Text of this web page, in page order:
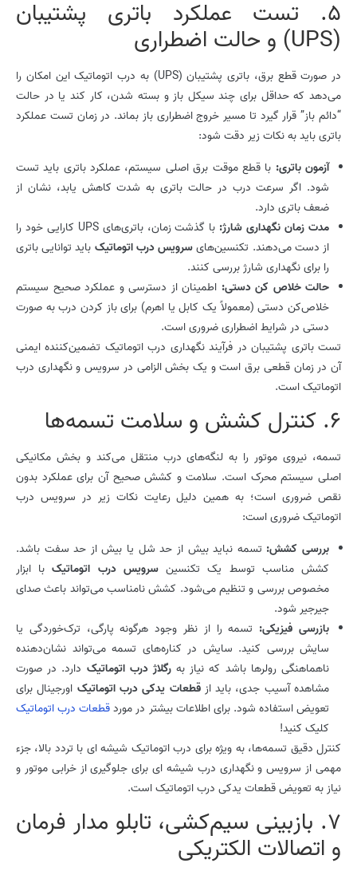
5. تست عملکرد باتری پشتیبان
(UPS) و حالت اضطراری
در صورت قطع برق، باتری پشتیبان (UPS) به درب اتوماتیک این امکان را
می‌دهد که حداقل برای چند سیکل باز و بسته شدن، کار کند یا در حالت
“دائم باز” قرار گیرد تا مسیر خروج اضطراری باز بماند. در زمان تست عملکرد
باتری باید به نکات زیر دقت شود:
آزمون باتری: با قطع موقت برق اصلی سیستم، عملکرد باتری باید تست
شود. اگر سرعت درب در حالت باتری به شدت کاهش یابد، نشان از
ضعف باتری دارد.
مدت زمان نگهداری شارژ:
با گذشت زمان، باتری‌های UPS کارایی خود را
از دست می‌دهند. تکنسین‌هایسرویس درب اتوماتیک باید توانایی باتری
را برای نگهداری شارژ بررسی کنند.
حالت خلاص کن دستی: اطمینان از دسترسی و عملکرد صحیح سیستم
خلاص‌کن دستی (معمولاً یک کابل یا اهرم) برای باز کردن درب به صورت
دستی در شرایط اضطراری ضروری است.
تست باتری پشتیبان در فرآیند نگهداری درب اتوماتیک تضمین‌کننده ایمنی
آن در زمان قطعی برق است و یک بخش الزامی در سرویس و نگهداری درب
اتوماتیک است.
6. کنترل کشش و سلامت تسمه‌ها
تسمه، نیروی موتور را به لنگه‌های درب منتقل می‌کند و بخش مکانیکی
اصلی سیستم محرک است. سلامت و کشش صحیح آن برای عملکرد بدون
نقص ضروری است؛ به همین دلیل رعایت نکات زیر در سرویس درب
اتوماتیک ضروری است:
بررسی کشش: تسمه نباید بیش از حد شل یا بیش از حد سفت باشد.
کشش مناسب توسط یک تکنسینسرویس درب اتوماتیکبا ابزار
مخصوص بررسی و تنظیم می‌شود. کشش نامناسب می‌تواند باعث صدای
جیرجیر شود.
بازرسی فیزیکی: تسمه را از نظر وجود هرگونه پارگی، ترک‌خوردگی یا
سایش بررسی کنید. سایش در کناره‌های تسمه می‌تواند نشان‌دهنده
ناهماهنگی رولرها باشد که نیاز بهرگلاژ درب اتوماتیک دارد. در صورت
مشاهده آسیب جدی، باید ازقطعات یدکی درب اتوماتیک اورجینال برای
تعویض استفاده شود. برای اطلاعات بیشتر در موردقطعات درب اتوماتیک
کلیک کنید!
کنترل دقیق تسمه‌ها، به ویژه برای درب اتوماتیک شیشه ای با تردد بالا، جزء
مهمی از سرویس و نگهداری درب شیشه ای برای جلوگیری از خرابی موتور و
نیاز به تعویض قطعات یدکی درب اتوماتیک است.
7. بازبینی سیم‌کشی، تابلو مدار فرمان
و اتصالات الکتریکی